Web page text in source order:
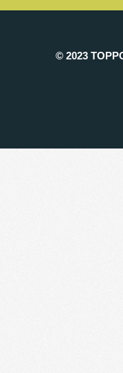
© 2023